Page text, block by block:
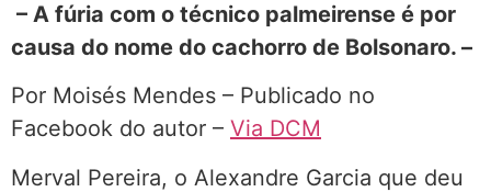
– A fúria com o técnico palmeirense é por
causa do nome do cachorro de Bolsonaro. –
Por Moisés Mendes – Publicado no
Facebook do autor – Via DCM
​Merval Pereira, o Alexandre Garcia que deu